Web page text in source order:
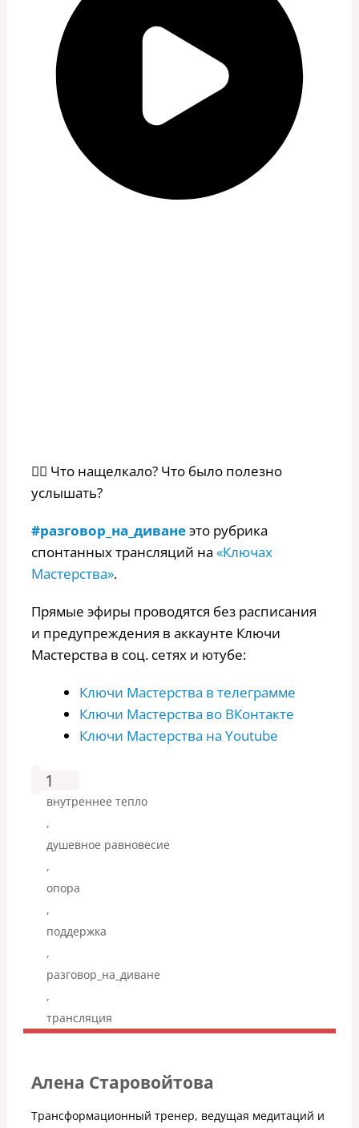
👉🏻 Что нащелкало? Что было полезно
услышать?
#разговор_на_диванеэто рубрика
спонтанных трансляций на «Ключах
Мастерства».
Прямые эфиры проводятся без расписания
и предупреждения в аккаунте Ключи
Мастерства в соц. сетях и ютубе:
Ключи Мастерства в телеграмме
Ключи Мастерства во ВКонтакте
Ключи Мастерства на Youtube
внутреннее тепло
,
душевное равновесие
,
опора
,
поддержка
,
разговор_на_диване
,
трансляция
1
Алена Старовойтова
Трансформационный тренер, ведущая медитаций и